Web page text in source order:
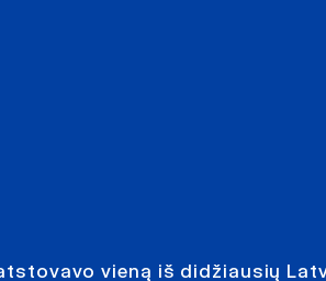
vieną iš didžiausių